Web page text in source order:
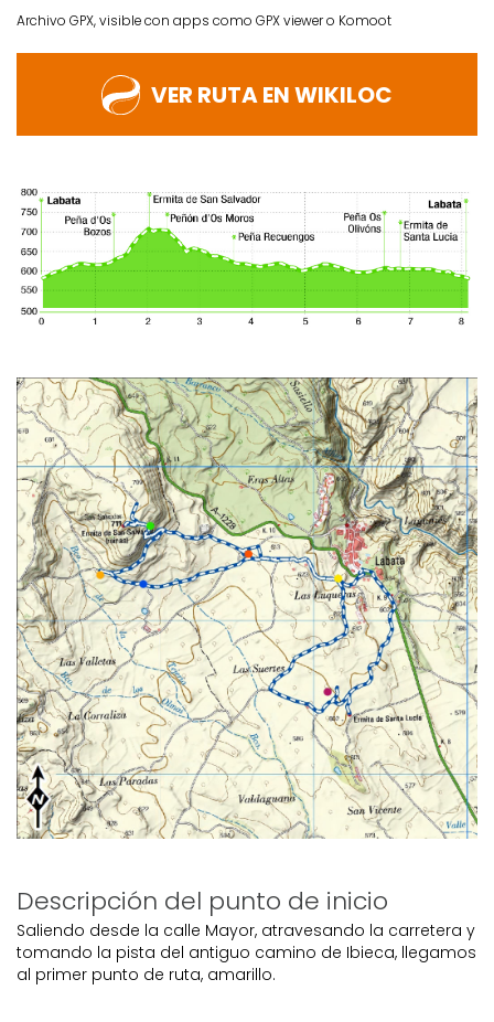
Archivo GPX, visible con apps como GPX viewer o Komoot
VER RUTA EN WIKILOC
Descripción del punto de inicio
Saliendo desde la calle Mayor, atravesando la carretera y
tomando la pista del antiguo camino de Ibieca, llegamos
al primer punto de ruta, amarillo.